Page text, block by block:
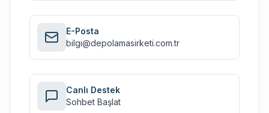
E-Posta
bilgi@depolamasirketi.com.tr
Canlı Destek
Sohbet Başlat